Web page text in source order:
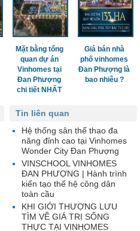
Mặt bằng tổng
quan dự án
Vinhomes tại
Đan Phượng
chi tiết NHẤT
Giá bán nhà
phố vinhomes
Đan Phượng là
bao nhiêu ?
Tin liên quan
Hệ thống sân thể thao đa
năng đỉnh cao tại Vinhomes
Wonder City Đan Phượng
VINSCHOOL VINHOMES
ĐAN PHƯỢNG | Hành trình
kiến tạo thế hệ công dân
toàn cầu
KHI GIỚI THƯỢNG LƯU
TÌM VỀ GIÁ TRỊ SỐNG
THỰC TẠI VINHOMES